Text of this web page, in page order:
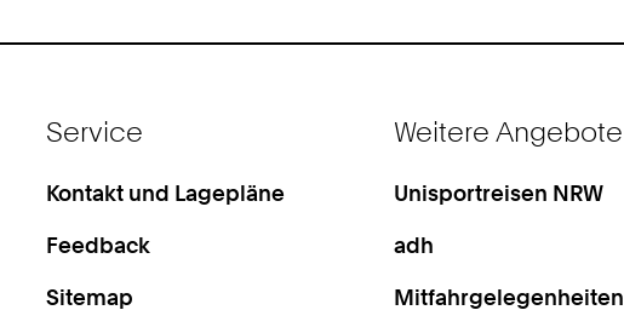
Service
Kontakt und Lagepläne
Feedback
Sitemap
Weitere Angebote
Unisportreisen NRW
adh
Mitfahrgelegenheiten